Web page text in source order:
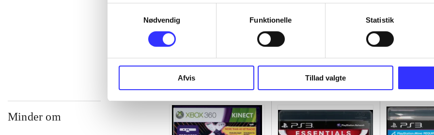
Nødvendig
Funktionelle Statistik
Afvis Tillad valgte
...
Minder om